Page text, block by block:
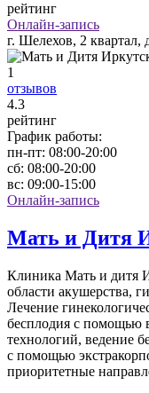
рейтинг
Онлайн-запись
г. Шелехов, 2 квартал,
1
отзывов
4.3
рейтинг
График работы:
пн-пт: 08:00-20:00
сб: 08:00-20:00
вс: 09:00-15:00
Онлайн-запись
Мать и Дитя
Клиника Мать и дитя
области акушерства,
Лечение
бесплодия с помощью
технологий, ведение
с помощью
приоритетные